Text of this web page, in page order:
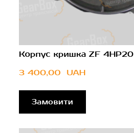
Корпус кришка ZF 4HP20
3 400,00  UAH
Замовити